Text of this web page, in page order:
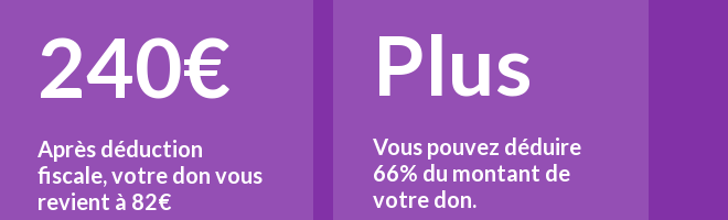
240€
Après déduction
fiscale, votre don vous
revient à 82€
Plus
Vous pouvez déduire
66% du montant de
votre don.